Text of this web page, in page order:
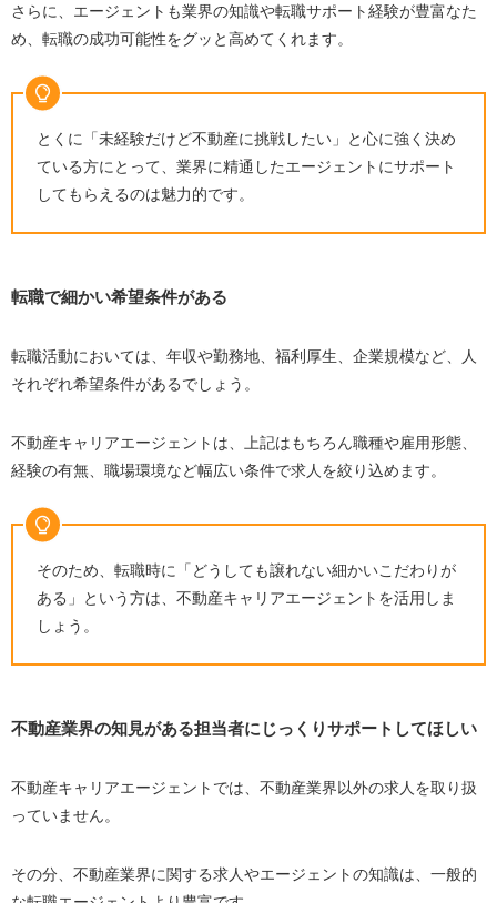
さらに、エージェントも業界の知識や転職サポート経験が豊富なた
め、転職の成功可能性をグッと高めてくれます。
とくに「未経験だけど不動産に挑戦したい」と心に強く決め
ている方にとって、業界に精通したエージェントにサポート
してもらえるのは魅力的です。
転職で細かい希望条件がある
転職活動においては、年収や勤務地、福利厚生、企業規模など、人
それぞれ希望条件があるでしょう。
不動産キャリアエージェントは、上記はもちろん職種や雇用形態、
経験の有無、職場環境など幅広い条件で求人を絞り込めます。
そのため、転職時に「どうしても譲れない細かいこだわりが
ある」という方は、不動産キャリアエージェントを活用しま
しょう。
不動産業界の知見がある担当者にじっくりサポートしてほしい
不動産キャリアエージェントでは、不動産業界以外の求人を取り扱
っていません。
その分、不動産業界に関する求人やエージェントの知識は、一般的